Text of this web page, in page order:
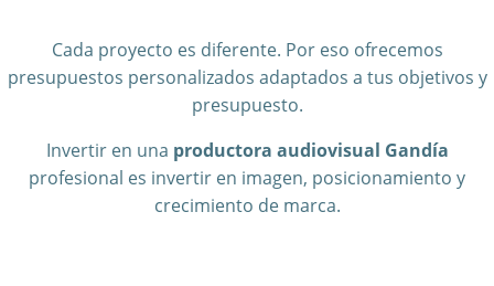
Cada proyecto es diferente. Por eso ofrecemos
presupuestos personalizados adaptados a tus objetivos y
presupuesto.
Invertir en una productora audiovisual Gandía
profesional es invertir en imagen, posicionamiento y
crecimiento de marca.